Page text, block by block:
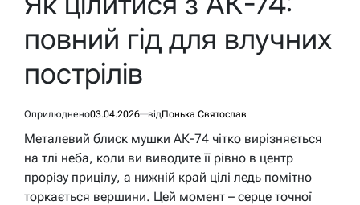
повний гід для влучних
пострілів
Оприлюднено03.04.2026 відПонька Святослав
Металевий блиск мушки АК-74 чітко вирізняється
на тлі неба, коли ви виводите її рівно в центр
прорізу прицілу, а нижній край цілі ледь помітно
торкається вершини. Цей момент – серце точної